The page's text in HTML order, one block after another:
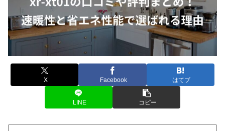
X Facebook はてブ
LINE コピー